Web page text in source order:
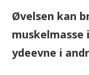
Øvelsen kan
ydeevne i